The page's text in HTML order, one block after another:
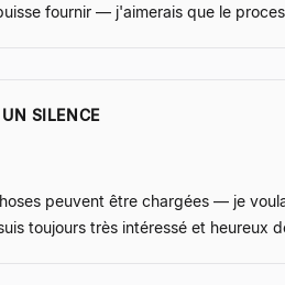
fournir — j'aimerais que le
SILENCE
peuvent être chargées — je
toujours très intéressé et heureux